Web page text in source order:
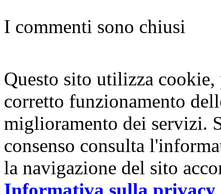
I commenti sono chiusi
Questo sito utilizza
corretto funzionamento
miglioramento dei servizi.
consenso consulta
la navigazione del sito